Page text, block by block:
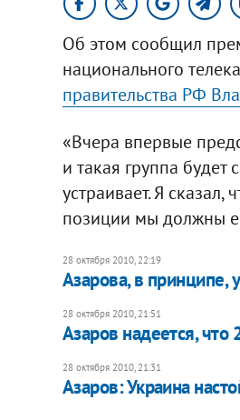
Об этом сообщил
национального
правительства РФ
«Вчера впервые
и такая группа
устраивает. Я сказал,
позиции мы должны
28 октября 2010, 22:19
Азарова, в принципе,
28 октября 2010, 21:51
Азаров надеется, что
28 октября 2010, 21:31
Азаров: Украина